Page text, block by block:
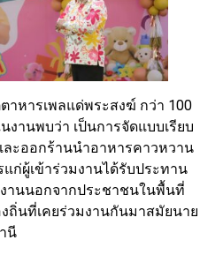
าหารเพลแด่พระสงฆ์ กว่า 100
งานพบว่า เป็นการจัดแบบเรียบ
ละออกร้านนำอาหารคาวหวาน
ก่ผู้เข้าร่วมงานได้รับประทาน
านนอกจากประชาชนในพื้นที่
ถิ่นที่เคยร่วมงานกันมาสมัยนาย
นี